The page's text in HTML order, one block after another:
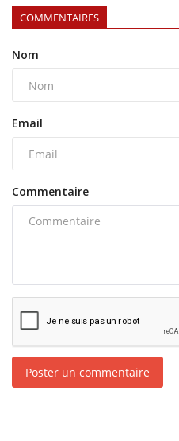
COMMENTAIRES
Nom
Email
Commentaire
Poster un commentaire